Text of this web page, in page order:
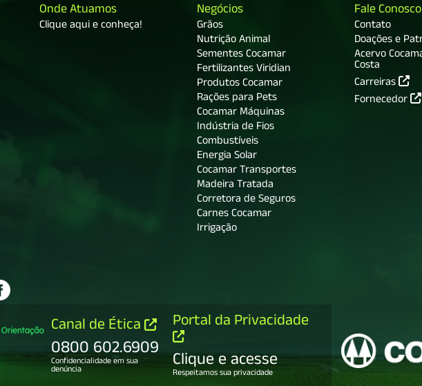
Onde Atuamos
Clique aqui e conheça!
Negócios
Grãos
Nutrição Animal
Sementes Cocamar
Fertilizantes Viridian
Produtos Cocamar
Rações para Pets
Cocamar Máquinas
Indústria de Fios
Combustíveis
Energia Solar
Cocamar Transportes
Madeira Tratada
Corretora de Seguros
Carnes Cocamar
Irrigação
Fale Conosco
Contato
Doações e
Acervo
Costa
Carreiras
Fornecedor
Canal de Ética
0800 602.6909
Confidencialidade em sua
denúncia
Portal da Privacidade
Clique e acesse
Respeitamos sua privacidade